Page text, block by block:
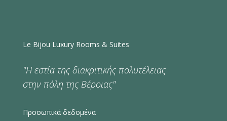
Le Bijou Luxury Rooms & Suites
"Η εστία της διακριτικής πολυτέλειας
στην πόλη της Βέροιας"
Προσωπικά δεδομένα